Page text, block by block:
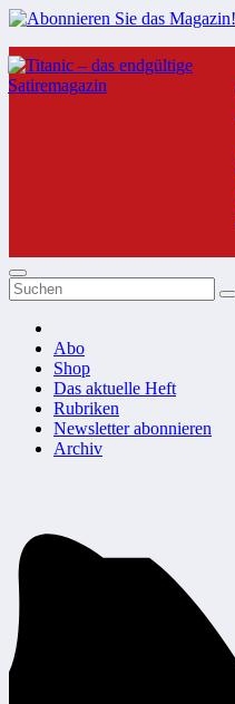
Zum
Inhalt
springen
Abo
Shop
Das aktuelle Heft
Rubriken
Newsletter abonnieren
Archiv